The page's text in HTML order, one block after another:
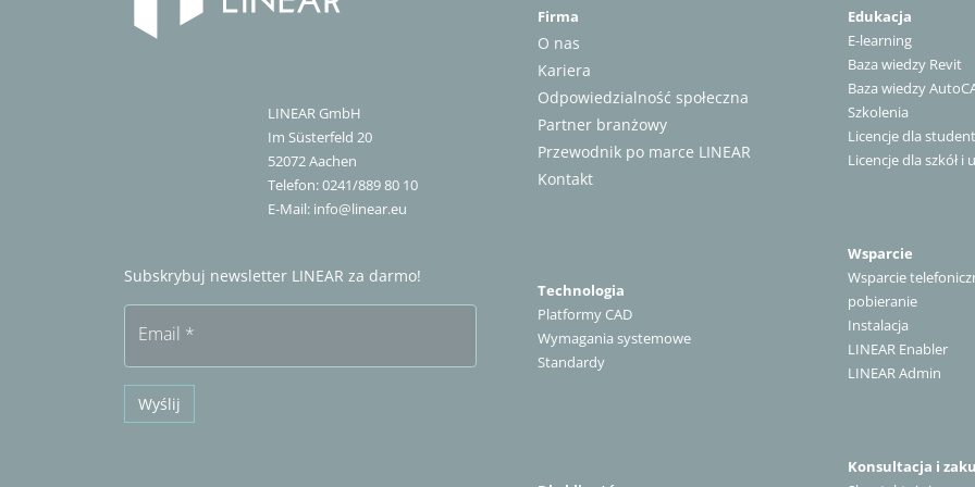
LINEAR GmbH
Im Süsterfeld 20
52072Aachen
Telefon:0241/889 80 10
E-Mail: info@linear.eu
Subskrybuj newsletter LINEAR za darmo!
Email *
Wyślij
Firma
O nas
Kariera
Odpowiedzialność społeczna
Partner branżowy
Przewodnik po marce LINEAR
Kontakt
Technologia
Platformy CAD
Wymagania systemowe
Standardy
Edukacja
E-learning
Baza wiedzy Revit
Baza wiedzy
Szkolenia
Licencje dla
Licencje dla szkół i
Wsparcie
Wsparcie
pobieranie
Instalacja
LINEAR Enabler
LINEAR Admin
Konsultacja i